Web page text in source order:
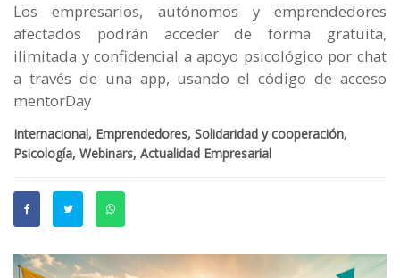
Los empresarios, autónomos y emprendedores
afectados podrán acceder de forma gratuita,
ilimitada y confidencial a apoyo psicológico por chat
a través de una app, usando el código de acceso
mentorDay
Internacional, Emprendedores, Solidaridad y cooperación,
Psicología, Webinars, Actualidad Empresarial